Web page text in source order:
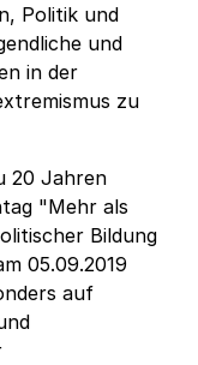
Politik und
und
in der
zu
20 Jahren
"Mehr als
Bildung
05.09.2019
auf